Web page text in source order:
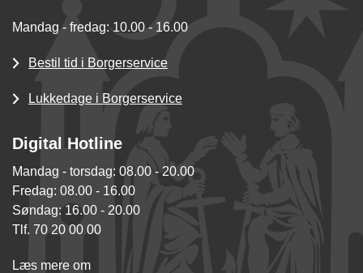
Mandag - fredag: 10.00 - 16.00
Bestil tid i Borgerservice
Lukkedage i Borgerservice
Digital Hotline
Mandag - torsdag: 08.00 - 20.00
Fredag: 08.00 - 16.00
Søndag: 16.00 - 20.00
Tlf. 70 20 00 00
Læs mere om